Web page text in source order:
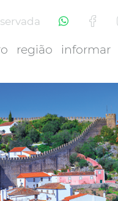
região informar